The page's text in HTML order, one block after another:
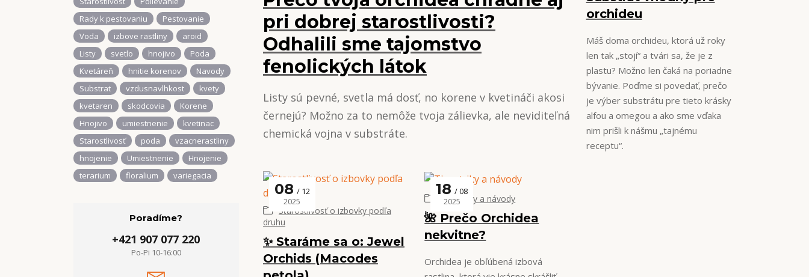
Rady k pestovaniu
Pestovanie
Voda
izbove rastliny
aroid
Listy
svetlo hnojivo
Poda
Kvetáreň
hnitie korenov
Navody
Substrat
vzdusnavlhkost
kvety
kvetaren
skodcovia
Korene
Hnojivo
umiestnenie
kvetinac
Starostlivosť
poda
vzacnerastliny
hnojenie
Umiestnenie
Hnojenie
terarium
floralium variegacia
Poradíme?
+421 907 077 220
Po-Pi 10-16:00
pri dobrej starostlivosti?
Odhalili sme tajomstvo
fenolických látok
Listy sú pevné, svetla má dosť, no korene v kvetináči akosi
černejú? Možno za to nemôže tvoja zálievka, ale neviditeľná
chemická vojna v substráte.
orchideu
Máš doma orchideu, ktorá už roky
len tak „stojí“ a tvári sa, že je z
plastu? Možno len čaká na poriadne
bývanie. Poďme si povedať, prečo
je výber substrátu pre tieto krásky
alfou a omegou a ako sme vďaka
nim prišli k nášmu „tajnému
receptu“.
✨ Staráme sa o: Jewel
Orchids (Macodes
08
12
2025
Starostlivosť o izbovky podľa
druhu
🌺 Prečo Orchidea
nekvitne?
18
08
2025
Tipy, triky a návody
Orchidea je obľúbená izbová